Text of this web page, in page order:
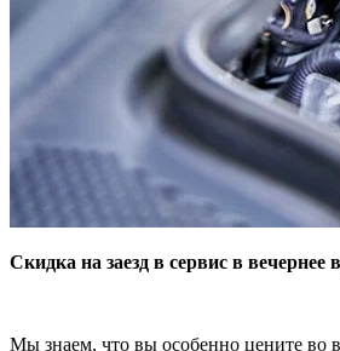
Скидка на заезд в сервис в вечернее
Мы знаем, что вы особенно цените во